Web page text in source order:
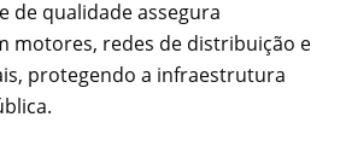
de qualidade assegura
motores, redes de distribuição e
protegendo a infraestrutura